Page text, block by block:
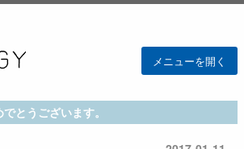
メニューを開く
とうございます。